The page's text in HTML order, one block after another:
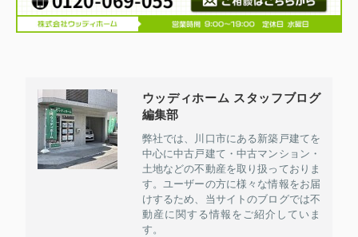
ウッディホーム スタッフブログ
編集部
弊社では、川口市にある新築戸建てを
中心に中古戸建て・中古マンション・
土地などの不動産を取り扱っておりま
す。ユーザーの方に様々な情報をお届
けするため、当サイトのブログでは不
動産に関する情報をご紹介していま
す。